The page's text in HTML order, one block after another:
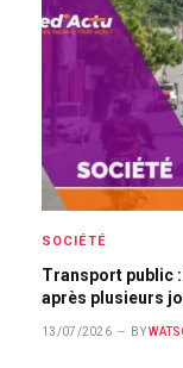
SOCIÉTÉ
Transport public
après plusieurs
13/07/2026 BY